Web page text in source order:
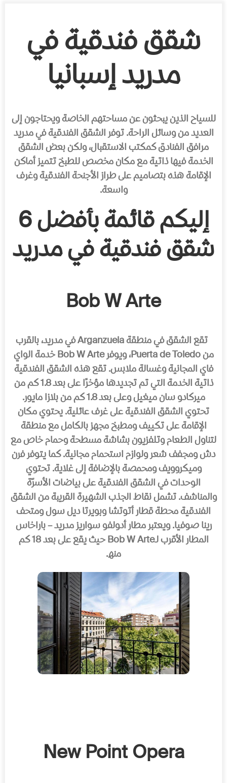
شقق فندقیة في
مدرید إسبانیا
للسیاح الذین یبحثون عن مساحتھم الخاصة ویحتاجون إلى
العدید من وسائل الراحة. توفر الشقق الفندقیة في مدرید
مرافق الفنادق كمكتب الاستقبال، ولكن بعض الشقق
الخدمة فیھا ذاتیة مع مكان مخصص للطبخ تتمیز أماكن
الإقامة ھذه بتصامیم على طراز الأجنحة الفندقیة وغرف
واسعة.
إلیكم قائمة بأفضل 6
شقق فندقیة في مدرید
Bob W Arte
تقع الشقق في منطقة Arganzuela في مدرید، بالقرب
من Puerta de Toledo، ویوفر Bob W Arte خدمة الواي
فاي المجانیة وغسالة ملابس. تقع ھذه الشقق الفندقیة
ذاتیة الخدمة التي تم تجدیدھا مؤخرًا على بعد 1.8 كم من
میركادو سان میغیل وعلى بعد 1.8 كم من بلازا مایور.
تحتوي الشقق الفندقیة على غرف عائلیة. یحتوي مكان
الإقامة على تكییف ومطبخ مجھز بالكامل مع منطقة
لتناول الطعام وتلفزیون بشاشة مسطحة وحمام خاص مع
دش ومجفف شعر ولوازم استحمام مجانیة. كما یتوفر فرن
ومیكروویف ومحمصة بالإضافة إلى غلایة. تحتوي
الوحدات في الشقق الفندقیة على بیاضات الأسرّة
والمناشف. تشمل نقاط الجذب الشھیرة القریبة من الشقق
الفندقیة محطة قطار أتوتشا وبویرتا دیل سول ومتحف
رینا صوفیا. ویعتبر مطار أدولفو سواریز مدرید – باراخاس
المطار الأقرب لـBob W Arte حیث یقع على بعد 18 كم
منھ.
New Point Opera